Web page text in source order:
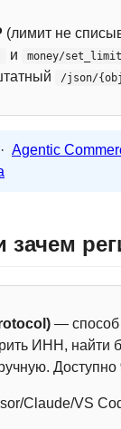
(лимит не
и money/set_limit
/json/
· Agentic
зачем
— способ
ИНН, найти
Доступно
Claude/VS